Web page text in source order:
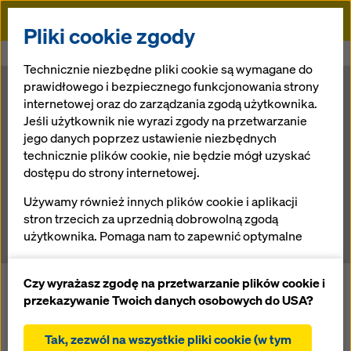
Doka
Silesia Star
Silesia Star
04.04.2014 |Aktualności
Silesia Star to kompleks 2 bliźniaczych budynków
biurowych 8 kondygnacyjnych + 1 kondygnacja
podziemna, o łącznej wys. 43m i pow. użytkowej
27000m2. W chwili obecnej realizowany jest I etap tego
Pliki cookie zgody
Technicznie niezbędne pliki cookie są wymagane do
prawidłowego i bezpiecznego funkcjonowania strony
internetowej oraz do zarządzania zgodą użytkownika.
Jeśli użytkownik nie wyrazi zgody na przetwarzanie
jego danych poprzez ustawienie niezbędnych
technicznie plików cookie, nie będzie mógł uzyskać
dostępu do strony internetowej.
Używamy również innych plików cookie i aplikacji
stron trzecich za uprzednią dobrowolną zgodą
użytkownika. Pomaga nam to zapewnić optymalne
ciągłe ulepszanie funkcjonalności naszej strony
internetowej (funkcjonalne i statystyczne pliki
ułatwienie sprawnego procesu zakupu podczas
Czy wyrażasz zgodę na przetwarzanie plików cookie i
przekazywanie Twoich danych osobowych do USA?
Tak, zezwól na wszystkie pliki cookie (w tym